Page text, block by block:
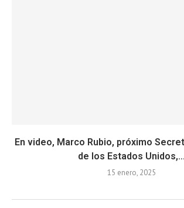
En video, Marco Rubio, próximo
de los Estados Unidos,...
15 enero, 2025